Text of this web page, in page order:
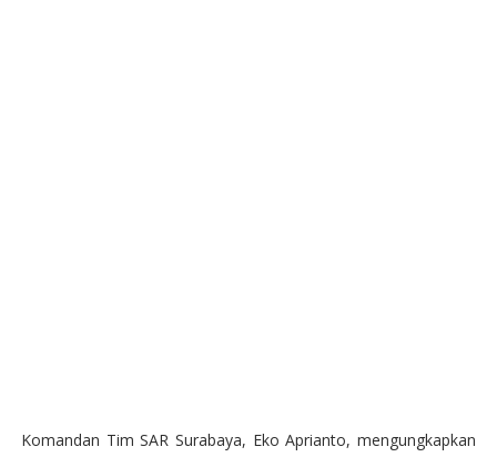
Komandan Tim SAR Surabaya, Eko Aprianto, mengungkapkan